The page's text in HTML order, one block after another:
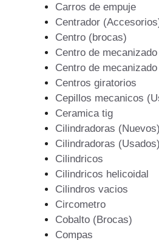
Carros de empuje
Centrador
Centro (brocas)
Centro de
Centro de
Centros giratorios
Cepillos mecanicos
Ceramica tig
Cilindradoras (Nuevos)
Cilindradoras (Usados)
Cilindricos
Cilindricos helicoidal
Cilindros vacios
Circometro
Cobalto (Brocas)
Compas